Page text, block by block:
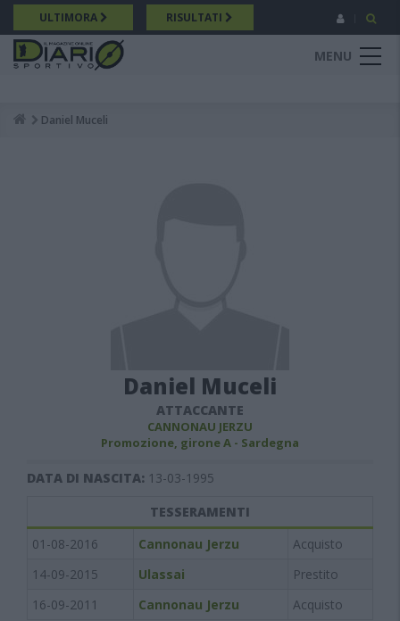
Salta
al
contenuto
principale
ULTIMORA RISULTATI
MENU
Breadcrumb
Daniel Muceli
Daniel Muceli
ATTACCANTE
CANNONAU JERZU
Promozione, girone A - Sardegna
DATA DI NASCITA: 13-03-1995
TESSERAMENTI
01-08-2016
Cannonau Jerzu
Acquisto
14-09-2015
Ulassai
Prestito
16-09-2011
Cannonau Jerzu Acquisto